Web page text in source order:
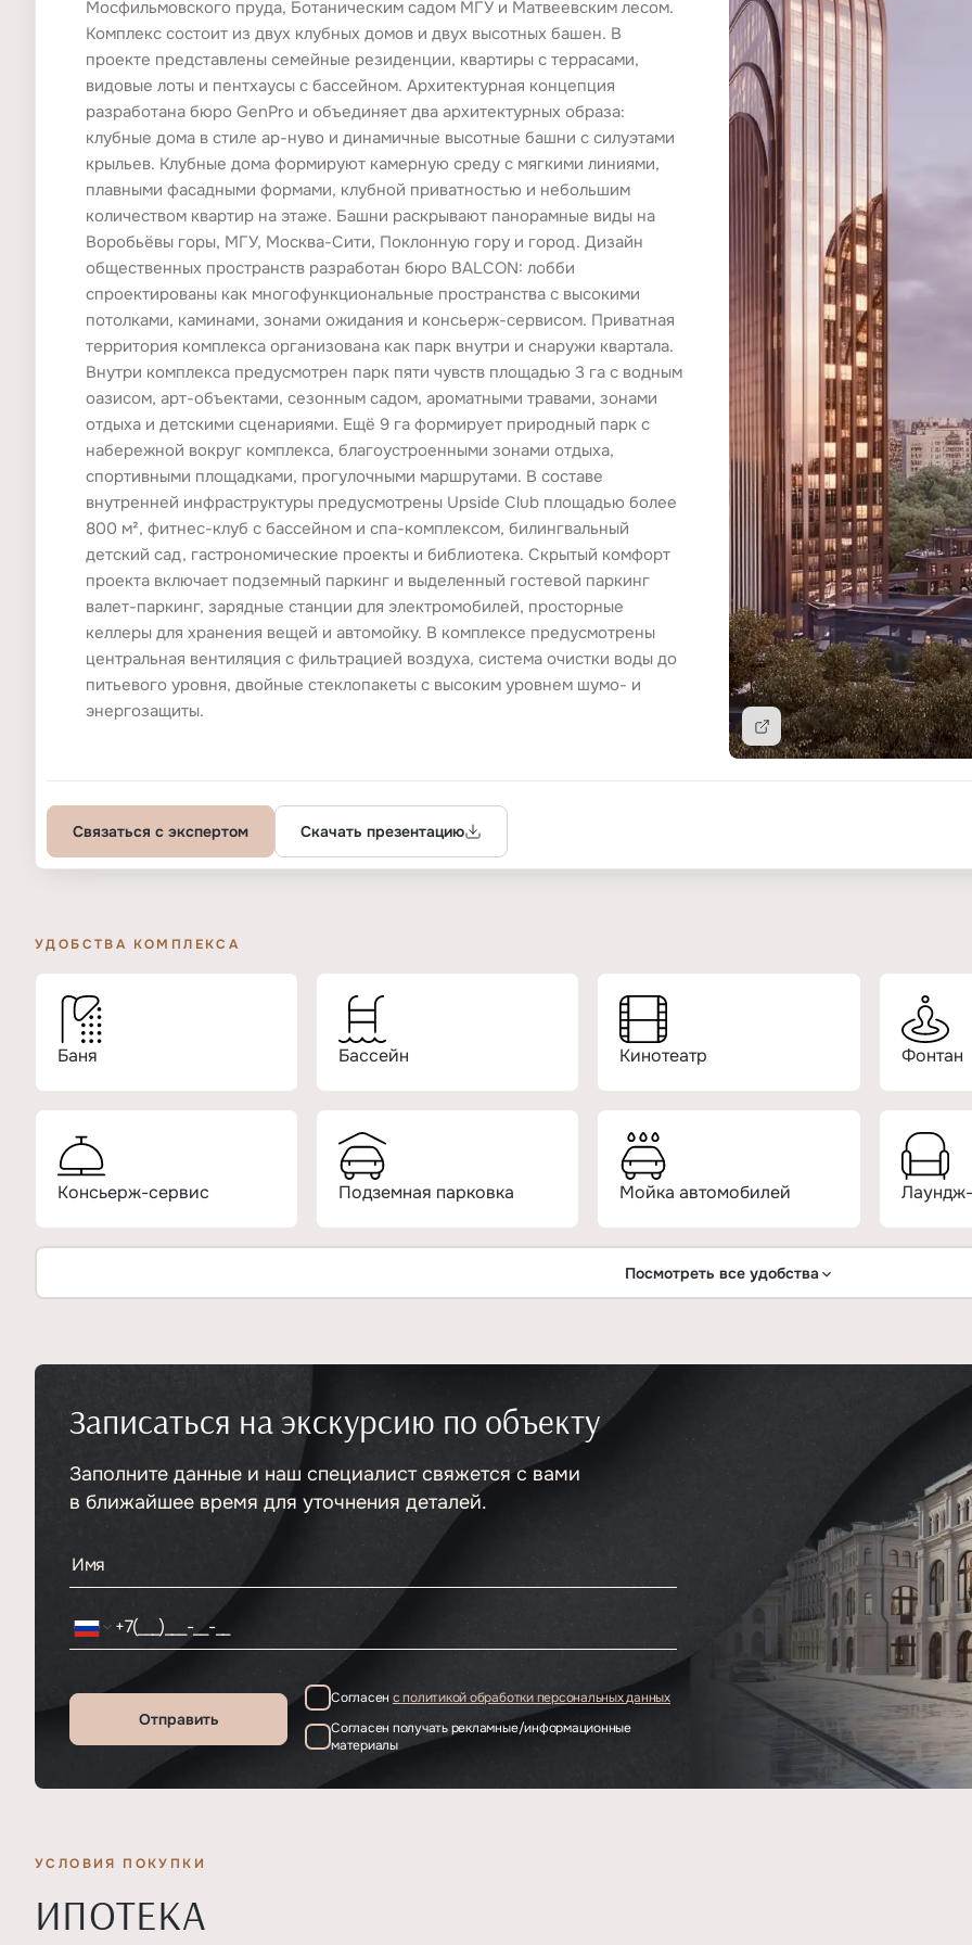
КЛАДОВЫЕ И КОММЕРЦИЯ
Ритейлесть
Офисынет
ПЛОЩАДИ
Площадь объектовот 32 до 550
Площадь участка 2.94
БЕЗОПАСНОСТЬ
Видеонаблюдение
ДЕТАЛИ ПОКУПКИ
Онлайн-бронирование
БЮРО ПРОЕКТА
Архитектурное бюроGenPro
Ландшафтное бюроАФА
Мосфильмовского пруда, Ботаническим садом МГУ и Матвеевским лесом.
Комплекс состоит из двух клубных домов и двух высотных башен. В
проекте представлены семейные резиденции, квартиры с террасами,
видовые лоты и пентхаусы с бассейном. Архитектурная концепция
разработана бюро GenPro и объединяет два архитектурных образа:
клубные дома в стиле ар-нуво и динамичные высотные башни с силуэтами
крыльев. Клубные дома формируют камерную среду с мягкими линиями,
плавными фасадными формами, клубной приватностью и небольшим
количеством квартир на этаже. Башни раскрывают панорамные виды на
Воробьёвы горы, МГУ, Москва-Сити, Поклонную гору и город. Дизайн
общественных пространств разработан бюро BALCON: лобби
спроектированы как многофункциональные пространства с высокими
потолками, каминами, зонами ожидания и консьерж-сервисом. Приватная
территория комплекса организована как парк внутри и снаружи квартала.
Внутри комплекса предусмотрен парк пяти чувств площадью 3 га с водным
оазисом, арт-объектами, сезонным садом, ароматными травами, зонами
отдыха и детскими сценариями. Ещё 9 га формирует природный парк с
набережной вокруг комплекса, благоустроенными зонами отдыха,
спортивными площадками, прогулочными маршрутами. В составе
внутренней инфраструктуры предусмотрены Upside Club площадью более
800 м², фитнес-клуб с бассейном и спа-комплексом, билингвальный
детский сад, гастрономические проекты и библиотека. Скрытый комфорт
проекта включает подземный паркинг и выделенный гостевой паркинг
валет-паркинг, зарядные станции для электромобилей, просторные
келлеры для хранения вещей и автомойку. В комплексе предусмотрены
центральная вентиляция с фильтрацией воздуха, система очистки воды до
питьевого уровня, двойные стеклопакеты с высоким уровнем шумо- и
энергозащиты.
Подробнее
Связаться с экспертом Скачать презентацию
УДОБСТВА КОМПЛЕКСА
Баня Бассейн Кинотеатр Фонтан
Консьерж-сервис Подземная парковка Мойка автомобилей
Посмотреть все удобства
Записаться на экскурсию по объекту
Заполните данные и наш специалист свяжется с вами
в ближайшее время для уточнения деталей.
Отправить
Согласен с политикой обработки персональных данных
Согласен получать рекламные/информационные
материалы
УСЛОВИЯ ПОКУПКИ
ИПОТЕКА